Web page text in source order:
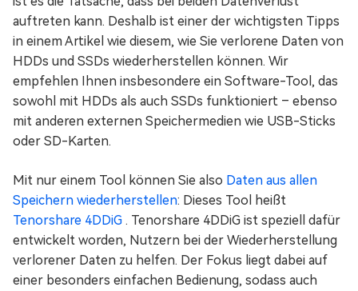
auftreten kann. Deshalb ist einer der wichtigsten Tipps
in einem Artikel wie diesem, wie Sie verlorene Daten von
HDDs und SSDs wiederherstellen können. Wir
empfehlen Ihnen insbesondere ein Software-Tool, das
sowohl mit HDDs als auch SSDs funktioniert – ebenso
mit anderen externen Speichermedien wie USB-Sticks
oder SD-Karten.
Mit nur einem Tool können Sie also Daten aus allen
Speichern wiederherstellen: Dieses Tool heißt
Tenorshare 4DDiG . Tenorshare 4DDiG ist speziell dafür
entwickelt worden, Nutzern bei der Wiederherstellung
verlorener Daten zu helfen. Der Fokus liegt dabei auf
einer besonders einfachen Bedienung, sodass auch